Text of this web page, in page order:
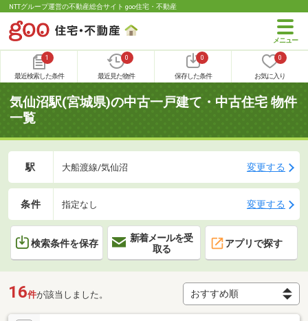
NTTグループ運営の不動産総合サイト goo住宅・不動産
1
最近検索した条件
0
最近見た物件
0
保存した条件
0
お気に入り
気仙沼駅(宮城県)の中古一戸建て・中古住宅 物件
一覧
駅 大船渡線/気仙沼 変更する
条件 指定なし 変更する
検索条件を保存
新着メールを受
取る
アプリで探す
16件が該当しました。